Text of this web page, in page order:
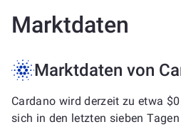
Marktdaten
Marktdaten von
Cardano wird derzeit zu etwa
sich in den letzten sieben